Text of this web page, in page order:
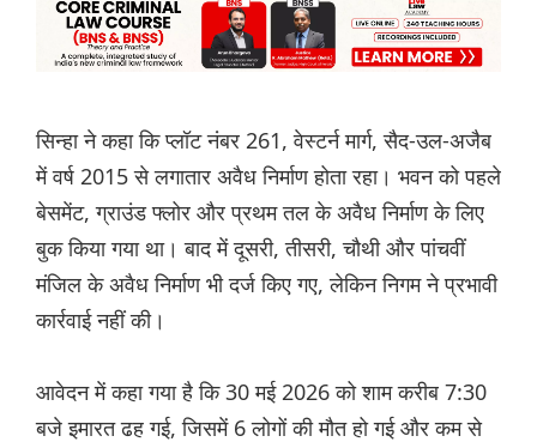
सिन्हा ने कहा कि प्लॉट नंबर 261, वेस्टर्न मार्ग, सैद-उल-अजैब
में वर्ष 2015 से लगातार अवैध निर्माण होता रहा। भवन को पहले
बेसमेंट, ग्राउंड फ्लोर और प्रथम तल के अवैध निर्माण के लिए
बुक किया गया था। बाद में दूसरी, तीसरी, चौथी और पांचवीं
मंजिल के अवैध निर्माण भी दर्ज किए गए, लेकिन निगम ने प्रभावी
कार्रवाई नहीं की।
आवेदन में कहा गया है कि 30 मई 2026 को शाम करीब 7:30
बजे इमारत ढह गई, जिसमें 6 लोगों की मौत हो गई और कम से